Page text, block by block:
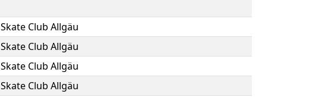
Skate Club Allgäu
Skate Club Allgäu
Skate Club Allgäu
Skate Club Allgäu